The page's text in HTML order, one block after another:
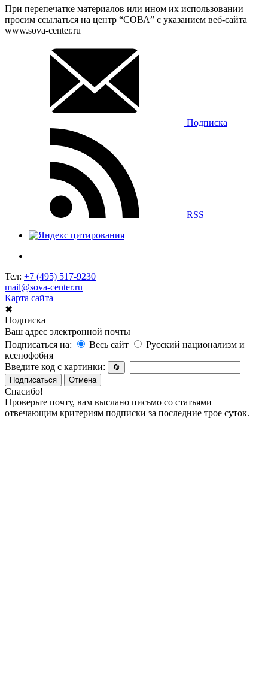
При перепечатке материалов или ином их использовании
просим ссылаться на центр “СОВА” с указанием веб-сайта
www.sova-center.ru
Подписка
RSS
Тел: +7 (495) 517-9230
mail@sova-center.ru
Карта сайта
✖
Подписка
Ваш адрес электронной почты
Подписаться на:
Весь сайт
Русский национализм и
ксенофобия
Введите код с картинки:
🔄
Подписаться
Отмена
Спасибо!
Проверьте почту, вам выслано письмо со статьями
отвечающим критериям подписки за последние трое суток.